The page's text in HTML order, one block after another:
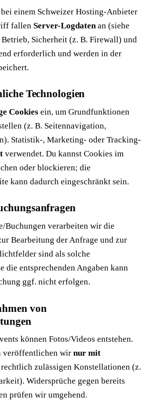
einem Schweizer Hosting-Anbieter
fallen Server-Logdaten an (siehe
Sicherheit (z. B. Firewall) und
erforderlich und werden in der
Technologien
Cookies ein, um Grundfunktionen
(z. B. Seitennavigation,
Statistik-, Marketing- oder Tracking-
verwendet. Du kannst Cookies im
oder blockieren; die
kann dadurch eingeschränkt sein.
Buchungen verarbeiten wir die
Bearbeitung der Anfrage und zur
sind als solche
die entsprechenden Angaben kann
ggf. nicht erfolgen.
von
können Fotos/Videos entstehen.
veröffentlichen wir nur mit
zulässigen Konstellationen (z.
Widersprüche gegen bereits
prüfen wir umgehend.